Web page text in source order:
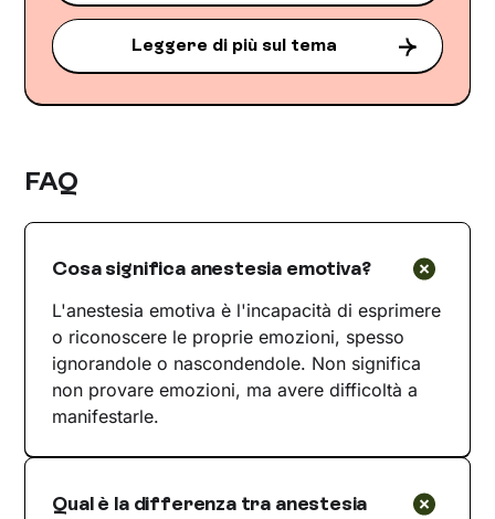
Leggere di più sul tema
FAQ
Cosa significa anestesia emotiva?
L'anestesia emotiva è l'incapacità di esprimere
o riconoscere le proprie emozioni, spesso
ignorandole o nascondendole. Non significa
non provare emozioni, ma avere difficoltà a
manifestarle.
Qual è la differenza tra anestesia